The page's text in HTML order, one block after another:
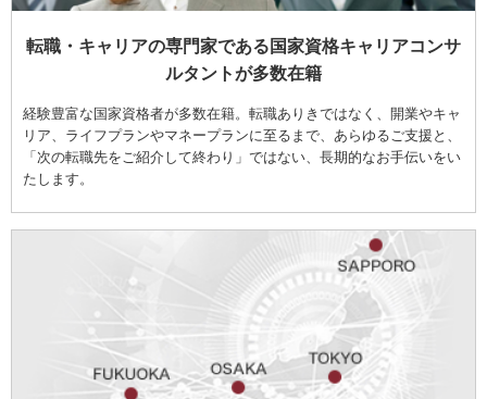
転職・キャリアの専門家である国家資格キャリアコンサ
ルタントが多数在籍
経験豊富な国家資格者が多数在籍。転職ありきではなく、開業やキャ
リア、ライフプランやマネープランに至るまで、あらゆるご支援と、
「次の転職先をご紹介して終わり」ではない、長期的なお手伝いをい
たします。